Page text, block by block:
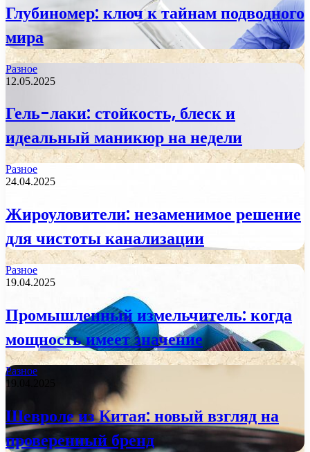
Глубиномер: ключ к тайнам подводного
мира
Разное
12.05.2025
Гель-лаки: стойкость, блеск и
идеальный маникюр на недели
Разное
24.04.2025
Жироуловители: незаменимое решение
для чистоты канализации
Разное
19.04.2025
Промышленный измельчитель: когда
мощность имеет значение
Разное
19.04.2025
Шевроле из Китая: новый взгляд на
проверенный бренд